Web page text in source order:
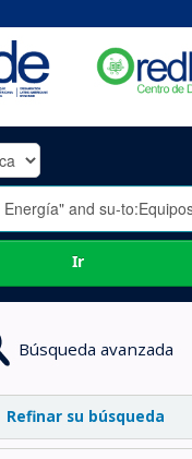
Ir
Búsqueda avanzada
Refinar su búsqueda